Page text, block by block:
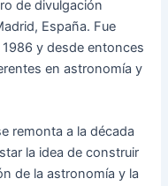
de divulgación
España. Fue
y desde entonces
en astronomía y
remonta a la década
la idea de construir
de la astronomía y la